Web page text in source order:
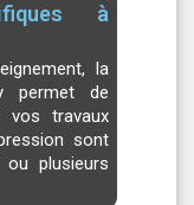
à
la
permet de
vos travaux
sont
plusieurs